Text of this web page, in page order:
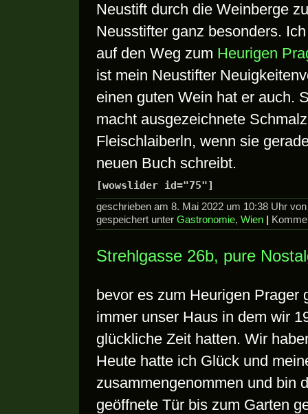
Neustift durch die Weinberge
Neusstifter ganz besonders.
auf den Weg zum Heurigen
ist mein Neustifter
einen guten Wein hat er auch.
macht ausgezeichnete
Fleischlaiberln, wenn sie
neuen Buch schreibt.
[wowslider id="75"]
geschrieben am 8. Mai 2022 um 10:38 Uhr
gespeichert unter Gastronomie, Wien
Strehlgasse 26b, pure
bevor es zum Heurigen Prager
immer unser Haus in dem wir
glückliche Zeit hatten. Wir
Heute hatte ich Glück und
zusammengenommen und bin
geöffnete Tür bis zum Garten